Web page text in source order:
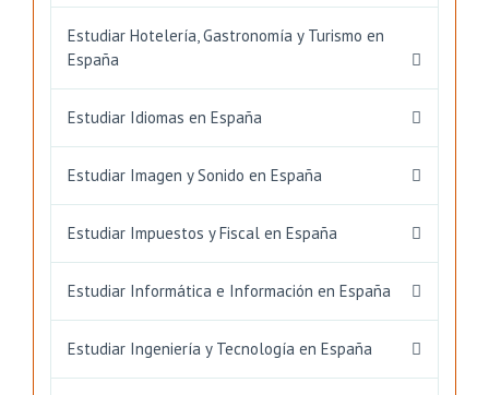
Estudiar Hotelería, Gastronomía y Turismo en
España
Estudiar Idiomas en España
Estudiar Imagen y Sonido en España
Estudiar Impuestos y Fiscal en España
Estudiar Informática e Información en España
Estudiar Ingeniería y Tecnología en España